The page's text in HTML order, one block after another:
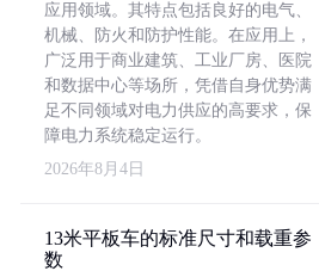
应用领域。其特点包括良好的电气、
机械、防火和防护性能。在应用上，
广泛用于商业建筑、工业厂房、医院
和数据中心等场所，凭借自身优势满
足不同领域对电力供应的高要求，保
障电力系统稳定运行。
2026年8月4日
13米平板车的标准尺寸和载重参
数